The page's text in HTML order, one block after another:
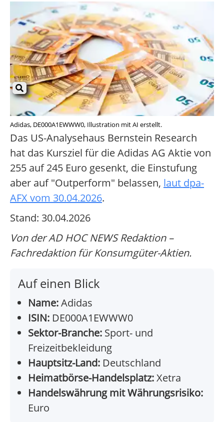
Adidas, DE000A1EWWW0, Illustration mit AI erstellt.
Das US-Analysehaus Bernstein Research
hat das Kursziel für die Adidas AG Aktie von
255 auf 245 Euro gesenkt, die Einstufung
aber auf "Outperform" belassen, laut dpa-
AFX vom 30.04.2026.
Stand: 30.04.2026
Von der AD HOC NEWS Redaktion –
Fachredaktion für Konsumgüter-Aktien.
Auf einen Blick
Name:Adidas
ISIN: DE000A1EWWW0
Sektor-Branche: Sport- und
Freizeitbekleidung
Hauptsitz-Land: Deutschland
Heimatbörse-Handelsplatz:Xetra
Handelswährung mit Währungsrisiko:
Euro